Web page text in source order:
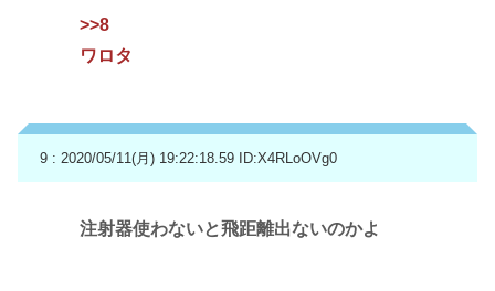
>>8
ワロタ
9 : 2020/05/11(月) 19:22:18.59 ID:X4RLoOVg0
注射器使わないと飛距離出ないのかよ